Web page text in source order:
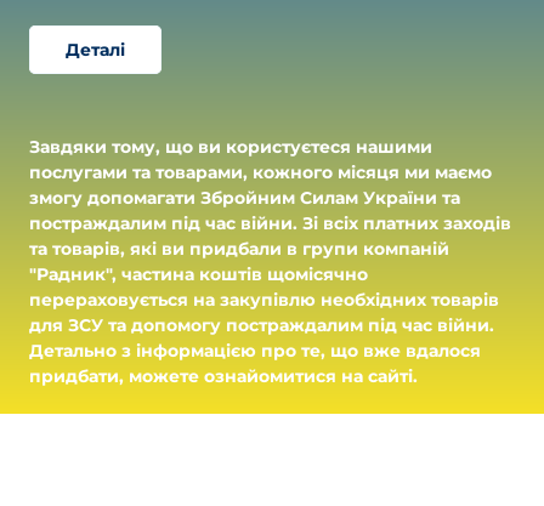
Деталі
Завдяки тому, що ви користуєтеся нашими
послугами та товарами, кожного місяця ми маємо
змогу допомагати Збройним Силам України та
постраждалим під час війни. Зі всіх платних заходів
та товарів, які ви придбали в групи компаній
"Радник", частина коштів щомісячно
перераховується на закупівлю необхідних товарів
для ЗСУ та допомогу постраждалим під час війни.
Детально з інформацією про те, що вже вдалося
придбати, можете ознайомитися на сайті.